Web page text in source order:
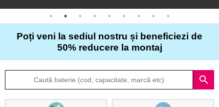
Articole
Despre
Poți veni la sediul nostru și beneficiezi de
50% reducere la montaj
search